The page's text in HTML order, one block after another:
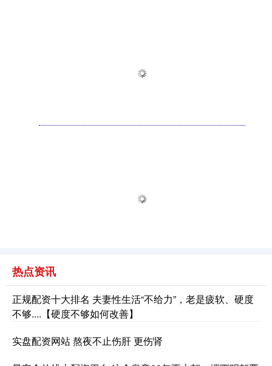
热点资讯
正规配资十大排名 夫妻性生活“不给力”，老是疲软、硬度
不够....【硬度不够如何改善】
实盘配资网站 熬夜不止伤肝 更伤肾